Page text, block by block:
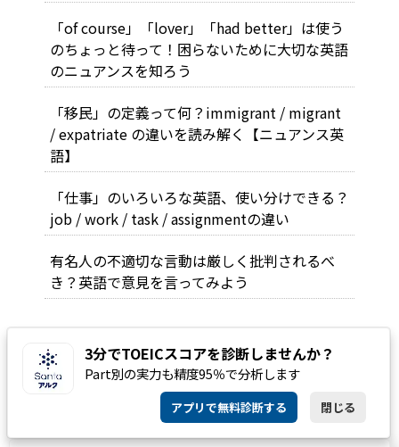
「of course」「lover」「had better」は使う
のちょっと待って！困らないために大切な英語
のニュアンスを知ろう
「移民」の定義って何？immigrant / migrant
/ expatriate の違いを読み解く【ニュアンス英
語】
「仕事」のいろいろな英語、使い分けできる？
job / work / task / assignmentの違い
有名人の不適切な言動は厳しく批判されるべ
き？英語で意見を言ってみよう
SERIES
連載
3分でTOEICスコアを診断しませんか？
Part別の実力も精度95％で分析します
アプリで無料診断する 閉じる